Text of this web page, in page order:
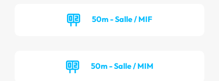
50m - Salle / MIF
50m - Salle / MIM